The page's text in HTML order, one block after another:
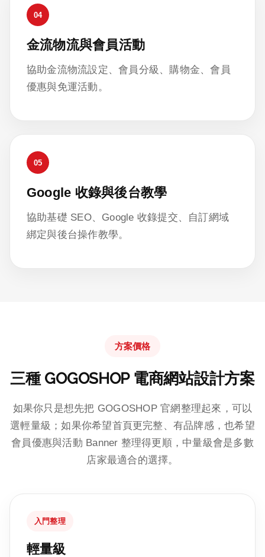
04
金流物流與會員活動
協助金流物流設定、會員分級、購物金、會員
優惠與免運活動。
05
Google 收錄與後台教學
協助基礎 SEO、Google 收錄提交、自訂網域
綁定與後台操作教學。
方案價格
三種 GOGOSHOP 電商網站設計方案
如果你只是想先把 GOGOSHOP 官網整理起來，可以
選輕量級；如果你希望首頁更完整、有品牌感，也希望
會員優惠與活動 Banner 整理得更順，中量級會是多數
店家最適合的選擇。
入門整理
輕量級